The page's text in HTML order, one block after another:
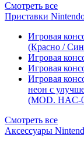
Смотреть все
Приставки
Игровая
(Красно /
Игровая
Игровая
Игровая
неон с
(MOD. HAC-
Смотреть все
Аксессуары